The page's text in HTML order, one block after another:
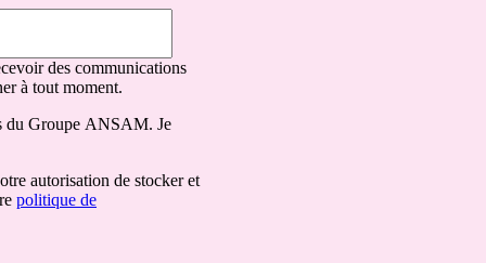
des communications
à tout moment.
du Groupe ANSAM. Je
autorisation de stocker et
politique de